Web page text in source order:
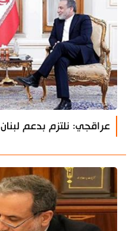
عراقجي: نلتزم بدعم لبنان